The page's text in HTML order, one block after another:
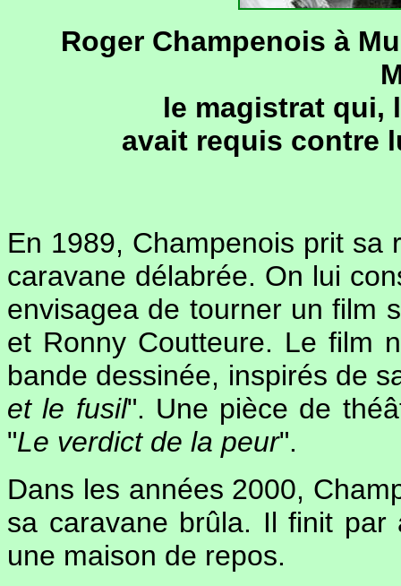
Roger Champenois à
le magistrat qui,
avait requis contre
En 1989, Champenois prit sa
caravane délabrée. On lui
envisagea de tourner un film
et Ronny Coutteure. Le film
bande dessinée, inspirés de
et le fusil". Une pièce de
"Le verdict de la peur".
Dans les années 2000,
sa caravane brûla. Il finit
une maison de repos.